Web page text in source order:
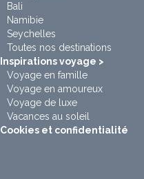
Bali
Namibie
Seychelles
Toutes nos destinations
Inspirations voyage >
Voyage en famille
Voyage en amoureux
Voyage de luxe
Vacances au soleil
Cookies et confidentialité